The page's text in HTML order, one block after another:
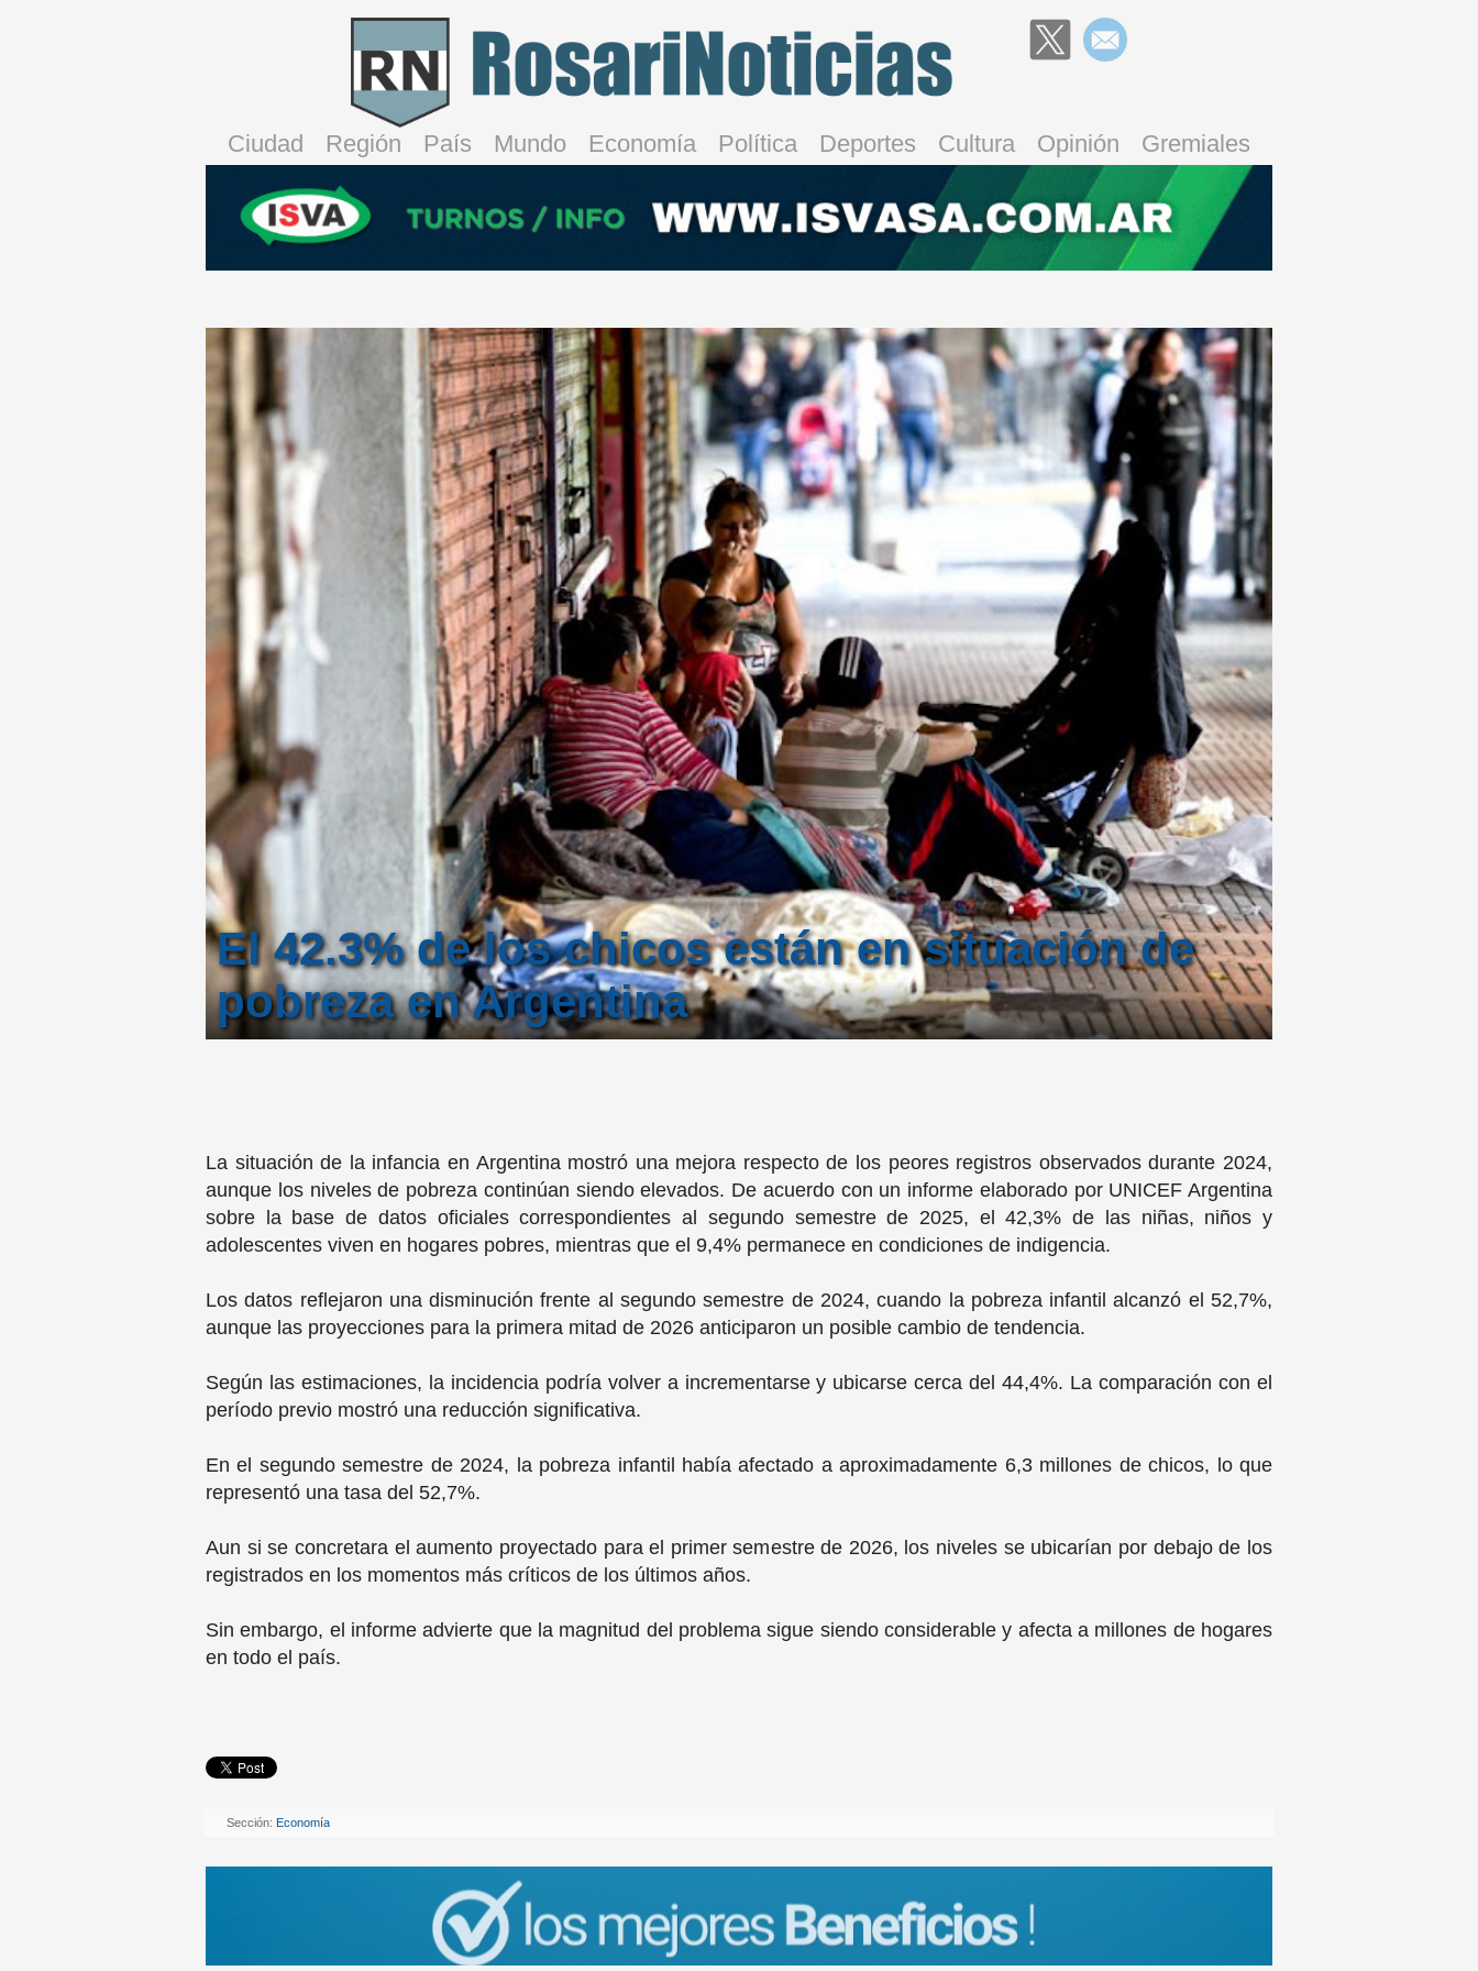
Ciudad Región País Mundo Economía Política Deportes Cultura Opinión Gremiales
El 42.3% de los chicos están en situación de
pobreza en Argentina
La situación de la infancia en Argentina mostró una mejora respecto de los peores registros observados durante 2024,
aunque los niveles de pobreza continúan siendo elevados. De acuerdo con un informe elaborado por UNICEF Argentina
sobre la base de datos oficiales correspondientes al segundo semestre de 2025, el 42,3% de las niñas, niños y
adolescentes viven en hogares pobres, mientras que el 9,4% permanece en condiciones de indigencia.
Los datos reflejaron una disminución frente al segundo semestre de 2024, cuando la pobreza infantil alcanzó el 52,7%,
aunque las proyecciones para la primera mitad de 2026 anticiparon un posible cambio de tendencia.
Según las estimaciones, la incidencia podría volver a incrementarse y ubicarse cerca del 44,4%. La comparación con el
período previo mostró una reducción significativa.
En el segundo semestre de 2024, la pobreza infantil había afectado a aproximadamente 6,3 millones de chicos, lo que
representó una tasa del 52,7%.
Aun si se concretara el aumento proyectado para el primer semestre de 2026, los niveles se ubicarían por debajo de los
registrados en los momentos más críticos de los últimos años.
Sin embargo, el informe advierte que la magnitud del problema sigue siendo considerable y afecta a millones de hogares
en todo el país.
Sección: Economía